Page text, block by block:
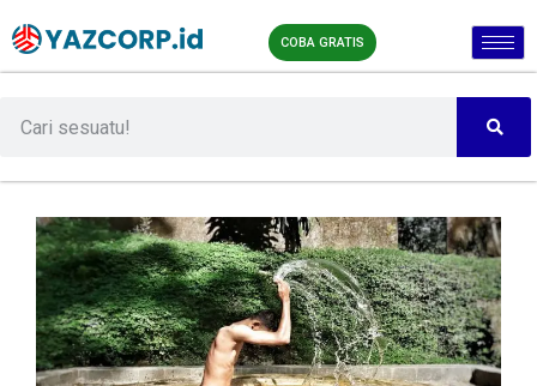
COBA GRATIS